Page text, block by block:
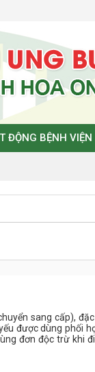
ĐỘNG BỆNH VIỆN
sang cấp),
được dùng phối
đơn độc trừ khi